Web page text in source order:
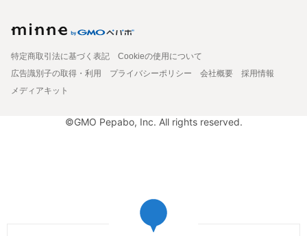
特定商取引法に基づく表記
Cookieの使用について
広告識別子の取得・利用
プライバシーポリシー 会社概要
採用情報
メディアキット
©GMO Pepabo, Inc. All rights reserved.